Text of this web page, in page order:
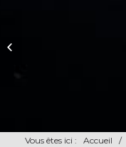
Vous êtes ici : Accueil /